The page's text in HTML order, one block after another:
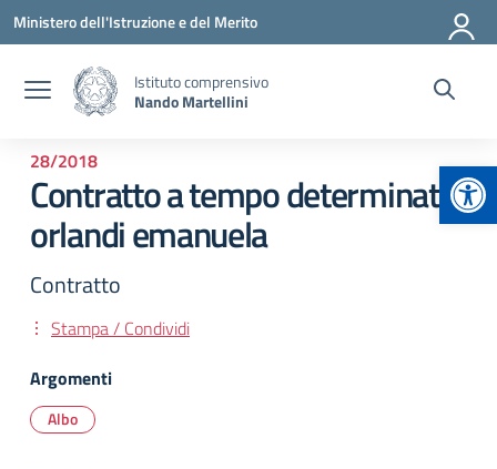
Vai ai contenuti
Vai al menu di navigazione
Vai al footer
Ministero dell'Istruzione e del Merito
Istituto comprensivo
Nando Martellini
28/2018
Contratto a tempo determinato:
orlandi emanuela
Contratto
Stampa / Condividi
Argomenti
Albo